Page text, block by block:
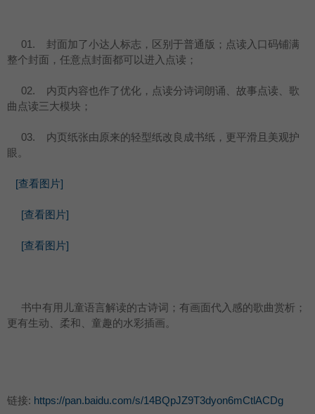
01. 封面加了小达人标志，区别于普通版；点读入口码铺满
整个封面，任意点封面都可以进入点读；
02. 内页内容也作了优化，点读分诗词朗诵、故事点读、歌
曲点读三大模块；
03. 内页纸张由原来的轻型纸改良成书纸，更平滑且美观护
眼。
[查看图片]
[查看图片]
[查看图片]
书中有用儿童语言解读的古诗词；有画面代入感的歌曲赏析；
更有生动、柔和、童趣的水彩插画。
链接: https://pan.baidu.com/s/14BQpJZ9T3dyon6mCtlACDg